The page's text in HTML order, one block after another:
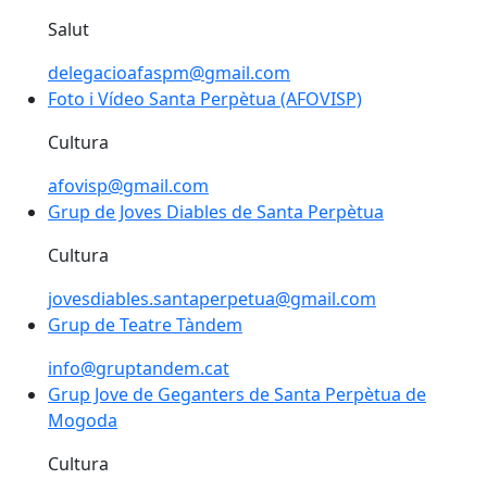
Salut
delegacioafaspm@gmail.com
Foto i Vídeo Santa Perpètua (AFOVISP)
Foto i Vídeo Santa Perpètua (AFOVISP)
Cultura
afovisp@gmail.com
Grup de Joves Diables de Santa Perpètua
Grup de Joves Diables de Santa Perpètua
Cultura
jovesdiables.santaperpetua@gmail.com
Grup de Teatre Tàndem
Grup de Teatre Tàndem
info@gruptandem.cat
Grup Jove de Geganters de Santa Perpètua de
Grup Jove de Geganters de Santa Perpètua de
Mogoda
Cultura